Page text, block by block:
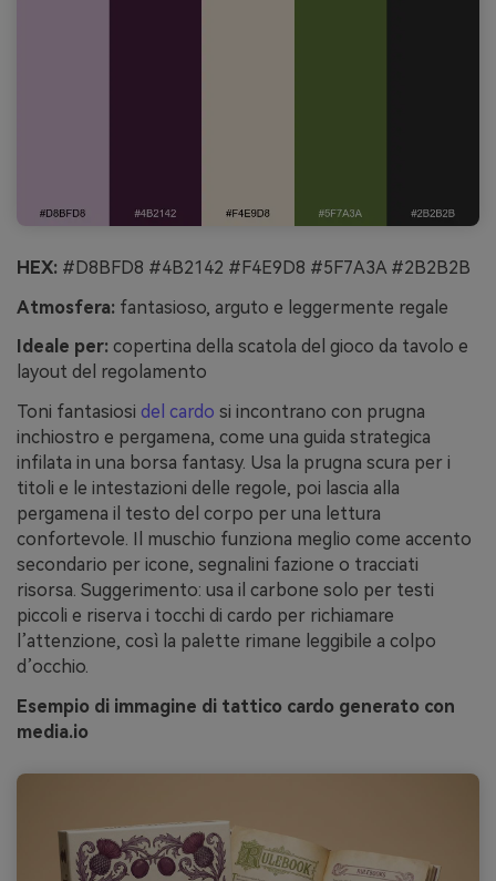
HEX: #D8BFD8 #4B2142 #F4E9D8 #5F7A3A #2B2B2B
Atmosfera: fantasioso, arguto e leggermente regale
Ideale per: copertina della scatola del gioco da tavolo e
layout del regolamento
Toni fantasiosi del cardo si incontrano con prugna
inchiostro e pergamena, come una guida strategica
infilata in una borsa fantasy. Usa la prugna scura per i
titoli e le intestazioni delle regole, poi lascia alla
pergamena il testo del corpo per una lettura
confortevole. Il muschio funziona meglio come accento
secondario per icone, segnalini fazione o tracciati
risorsa. Suggerimento: usa il carbone solo per testi
piccoli e riserva i tocchi di cardo per richiamare
l’attenzione, così la palette rimane leggibile a colpo
d’occhio.
Esempio di immagine di tattico cardo generato con
media.io